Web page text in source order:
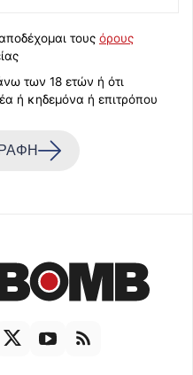
τους όρους
των 18 ετών ή ότι
ή κηδεμόνα ή επιτρόπου